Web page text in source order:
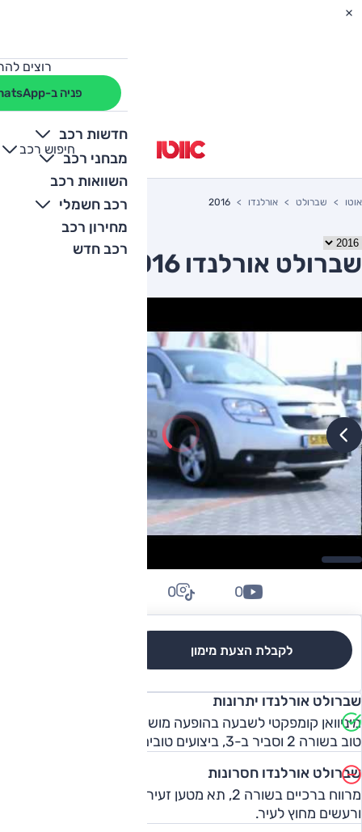
רוצים
פניה ב-WhatsApp
חדשות רכב
מבחני רכב
השוואות רכב
רכב חשמלי
מחירון רכב
רכב חדש
חיפוש רכב
+
-
אוטו שברולט אורלנדו 2016
שברולט אורלנדו 2016 יד שניה
לקבלת הצעת מימון
0
0
שברולט אורלנדו יתרונות
מיניוואן קומפקטי לשבעה בהופעה מושכת, מרחב טוב מלפנים,
טוב בשורה 2 וסביר ב-3, ביצועים טובים, נוחות בעיר.
שברולט אורלנדו חסרונות
מרווח ברכיים בשורה 2, תא מטען זעיר בתפוסה מלאה, נוחות
ורעשים מחוץ לעיר.